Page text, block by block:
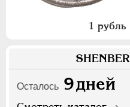
1
Осталось 9дней